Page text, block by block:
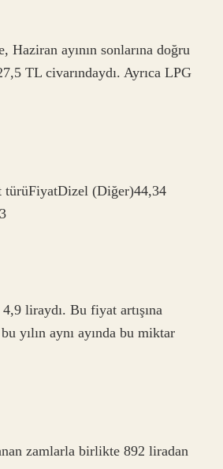
ayının sonlarına doğru
TL civarındaydı. Ayrıca LPG
türüFiyatDizel (Diğer)44,34
liraydı. Bu fiyat artışına
yılın aynı ayında bu miktar
zamlarla birlikte 892 liradan